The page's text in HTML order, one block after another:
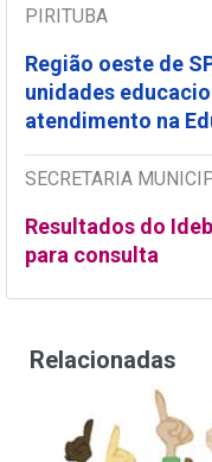
PIRITUBA
Região oeste de
unidades
atendimento na
SECRETARIA
Resultados do
para consulta
Relacionadas